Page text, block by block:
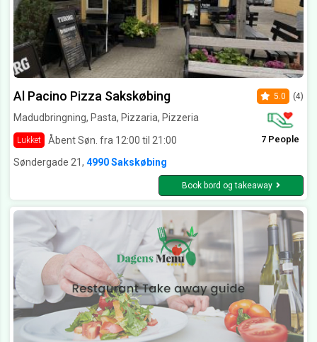
Al Pacino Pizza Sakskøbing
Madudbringning, Pasta, Pizzaria, Pizzeria
Lukket Åbent Søn. fra 12:00 til 21:00
5.0 (4)
7 People
Søndergade 21, 4990 Sakskøbing
Book bord og takeaway